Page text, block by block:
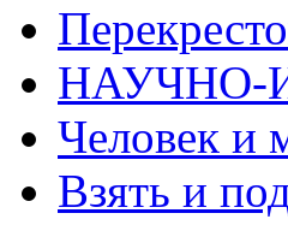
НАУЧНО-
Человек и
Взять и